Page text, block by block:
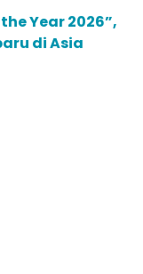
Year 2026”,
di Asia